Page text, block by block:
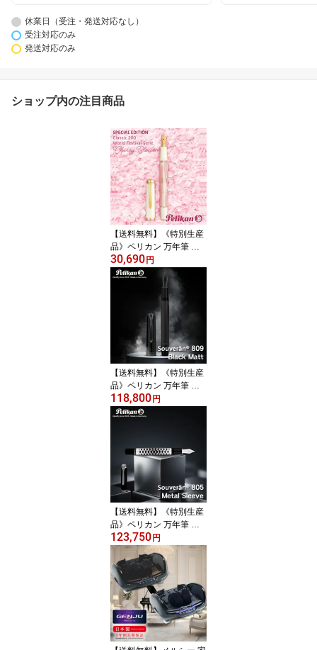
休業日（受注・発送対応なし）
受注対応のみ
発送対応のみ
ショップ内の注目商品
【送料無料】《特別生産
品》ペリカン 万年筆 ク
ラシック M200 チェリー
ブロッサム【母の日】
【敬老の日】【新生活応
30,690 円
【送料無料】《特別生産
品》ペリカン 万年筆 ス
ーベレーン M809 ブラッ
クマット【父の日】【敬
118,800 円
【送料無料】《特別生産
品》ペリカン 万年筆 ス
ーベレーン M805 メタル
スリーブ【父の日】【敬
老の日】【新生活応援】
123,750 円